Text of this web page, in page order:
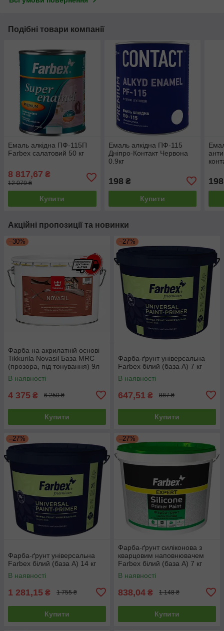
Подібні товари компанії
Емаль алкідна ПФ-115П
Farbex салатовий 50 кг
8 817,67 ₴
12 079 ₴
Купити
Емаль алкідна ПФ-115
Дніпро-Контакт Червона
0.9кг
198₴
Купити
198
Акційні пропозиції та новинки
–30%
Фарба на акрилатній основі
Tikkurila Novasil База MRС
(прозора, під тонування) 9л
В наявності
4 375 ₴ 6 250 ₴
Купити
–27%
Фарба-ґрунт універсальна
Farbex білий (база А) 7 кг
В наявності
647,51 ₴ 887 ₴
Купити
–27%
Фарба-ґрунт універсальна
Farbex білий (база А) 14 кг
В наявності
1 281,15 ₴ 1 755 ₴
Купити
–27%
Фарба-ґрунт силіконова з
кварцовим наповнювачем
Farbex білий (база А) 7 кг
В наявності
838,04 ₴ 1 148 ₴
Купити